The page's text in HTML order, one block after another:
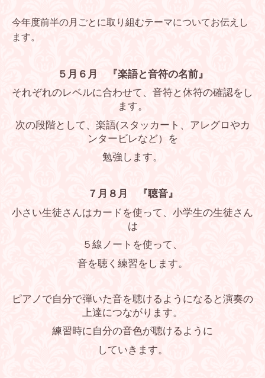
今年度前半の月ごとに取り組むテーマについてお伝えし
ます。
５月６月 『楽語と音符の名前』
それぞれのレベルに合わせて、音符と休符の確認をし
ます。
次の段階として、楽語(スタッカート、アレグロやカ
ンタービレなど）を
勉強します。
７月８月 『聴音』
小さい生徒さんはカードを使って、小学生の生徒さん
は
５線ノートを使って、
音を聴く練習をします。
ピアノで自分で弾いた音を聴けるようになると演奏の
上達につながります。
練習時に自分の音色が聴けるように
していきます。